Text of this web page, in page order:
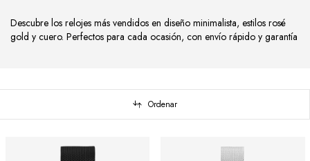
Descubre los relojes más vendidos en diseño minimalista, estilos rosé
gold y cuero. Perfectos para cada ocasión, con envío rápido y garantía
Ordenar